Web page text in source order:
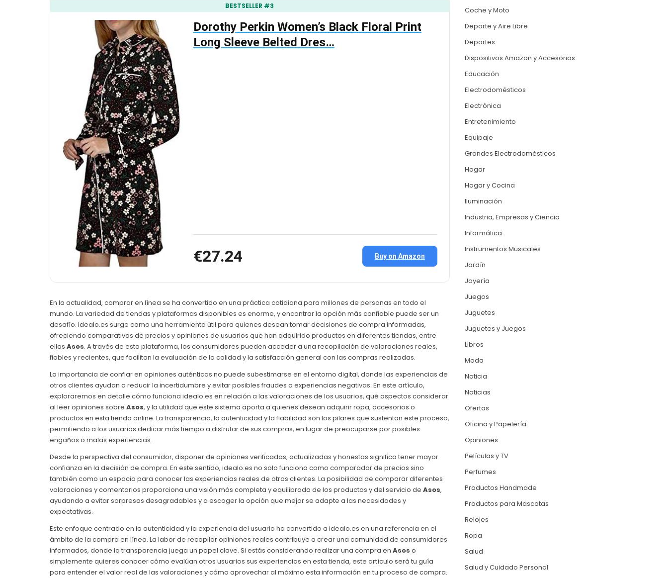
BESTSELLER #3
Dorothy Perkin Women’s Black Floral Print
Long Sleeve Belted Dres…
€27.24 Buy on Amazon
En la actualidad, comprar en línea se ha convertido en una práctica cotidiana para millones de personas en todo el
mundo. La variedad de tiendas y plataformas disponibles es enorme, y encontrar la opción más confiable puede ser un
desafío. Idealo.es surge como una herramienta útil para quienes desean tomar decisiones de compra informadas,
ofreciendo comparativas de precios y opiniones de usuarios que han adquirido productos en diferentes tiendas, entre
ellas Asos. A través de esta plataforma, los consumidores pueden acceder a una recopilación de valoraciones reales,
fiables y recientes, que facilitan la evaluación de la calidad y la satisfacción general con las compras realizadas.
La importancia de confiar en opiniones auténticas no puede subestimarse en el entorno digital, donde las experiencias de
otros clientes ayudan a reducir la incertidumbre y evitar posibles fraudes o experiencias negativas. En este artículo,
exploraremos en detalle cómo funciona idealo.es en relación a las valoraciones de los usuarios, qué aspectos considerar
al leer opiniones sobre Asos, y la utilidad que este sistema aporta a quienes desean adquirir ropa, accesorios o
productos en esta tienda online. La transparencia, la autenticidad y la fiabilidad son los pilares que sustentan este proceso,
permitiendo a los usuarios dedicar más tiempo a disfrutar de sus compras, en lugar de preocuparse por posibles
engaños o malas experiencias.
Desde la perspectiva del consumidor, disponer de opiniones verificadas, actualizadas y honestas significa tener mayor
confianza en la decisión de compra. En este sentido, idealo.es no solo funciona como comparador de precios sino
también como un espacio para conocer las experiencias reales de otros clientes. La posibilidad de comparar diferentes
valoraciones y comentarios proporciona una visión más completa y equilibrada de los productos y del servicio de Asos,
ayudando a evitar sorpresas desagradables y a escoger la opción que mejor se adapte a las necesidades y
expectativas.
Este enfoque centrado en la autenticidad y la experiencia del usuario ha convertido a idealo.es en una referencia en el
ámbito de la compra en línea. La labor de recopilar opiniones reales contribuye a crear una comunidad de consumidores
informados, donde la transparencia juega un papel clave. Si estás considerando realizar una compra en Asos o
simplemente quieres conocer cómo evalúan otros usuarios sus experiencias en esta tienda, este artículo será tu guía
para entender el valor real de las valoraciones y cómo aprovechar al máximo esta información en tu proceso de compra.
Coche y Moto
Deporte y Aire Libre
Deportes
Dispositivos Amazon y Accesorios
Educación
Electrodomésticos
Electrónica
Entretenimiento
Equipaje
Grandes Electrodomésticos
Hogar
Hogar y Cocina
Iluminación
Industria, Empresas y Ciencia
Informática
Instrumentos Musicales
Jardín
Joyería
Juegos
Juguetes
Juguetes y Juegos
Libros
Moda
Noticia
Noticias
Ofertas
Oficina y Papelería
Opiniones
Películas y TV
Perfumes
Productos Handmade
Productos para Mascotas
Relojes
Ropa
Salud
Salud y Cuidado Personal